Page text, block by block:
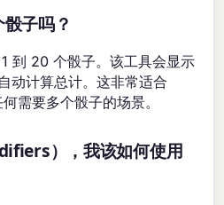
子吗？
到 20 个骰子。该工具会显示
动计算总计。这非常适合
需要多个骰子的场景。
），我该如何使用